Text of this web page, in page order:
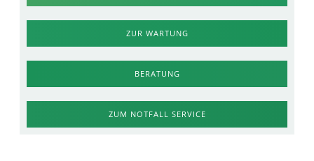
ZUR WARTUNG
BERATUNG
ZUM NOTFALL SERVICE